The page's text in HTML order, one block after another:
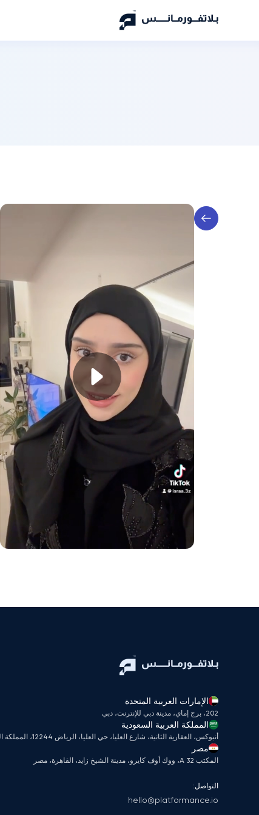
الإمارات العربية المتحدة
202، برج إماي، مدينة دبي للإنترنت، دبي
المملكة العربية السعودية
أنبوكس، العقارية الثانية، شارع العليا، حي العليا، الرياض 12244، المملكة العربية السعودية
مصر
المكتب A 32، ووك أوف كايرو، مدينة الشيخ زايد، القاهرة، مصر
التواصل:
hello@platformance.io